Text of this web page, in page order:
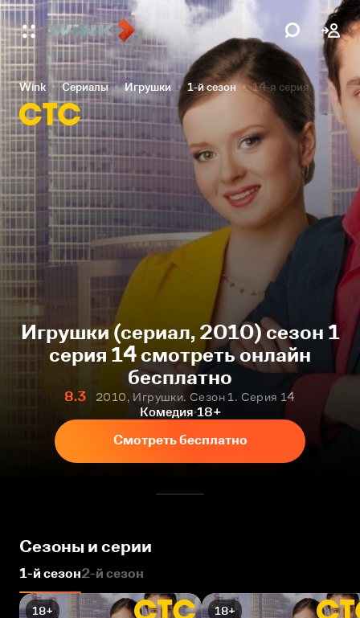
Wink Сериалы Игрушки 1-й сезон 14-я серия
Игрушки (сериал, 2010) сезон 1
серия 14 смотреть онлайн
бесплатно
8.3
2010, Игрушки. Сезон 1. Серия 14
Комедия 18+
Смотреть бесплатно
Сезоны и серии
1-й сезон2-й сезон
18+ 18+